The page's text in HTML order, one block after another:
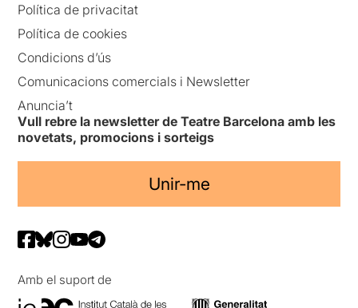
Política de privacitat
Política de cookies
Condicions d’ús
Comunicacions comercials i Newsletter
Anuncia’t
Vull rebre la newsletter de Teatre Barcelona amb les
novetats, promocions i sorteigs
Unir-me
Amb el suport de